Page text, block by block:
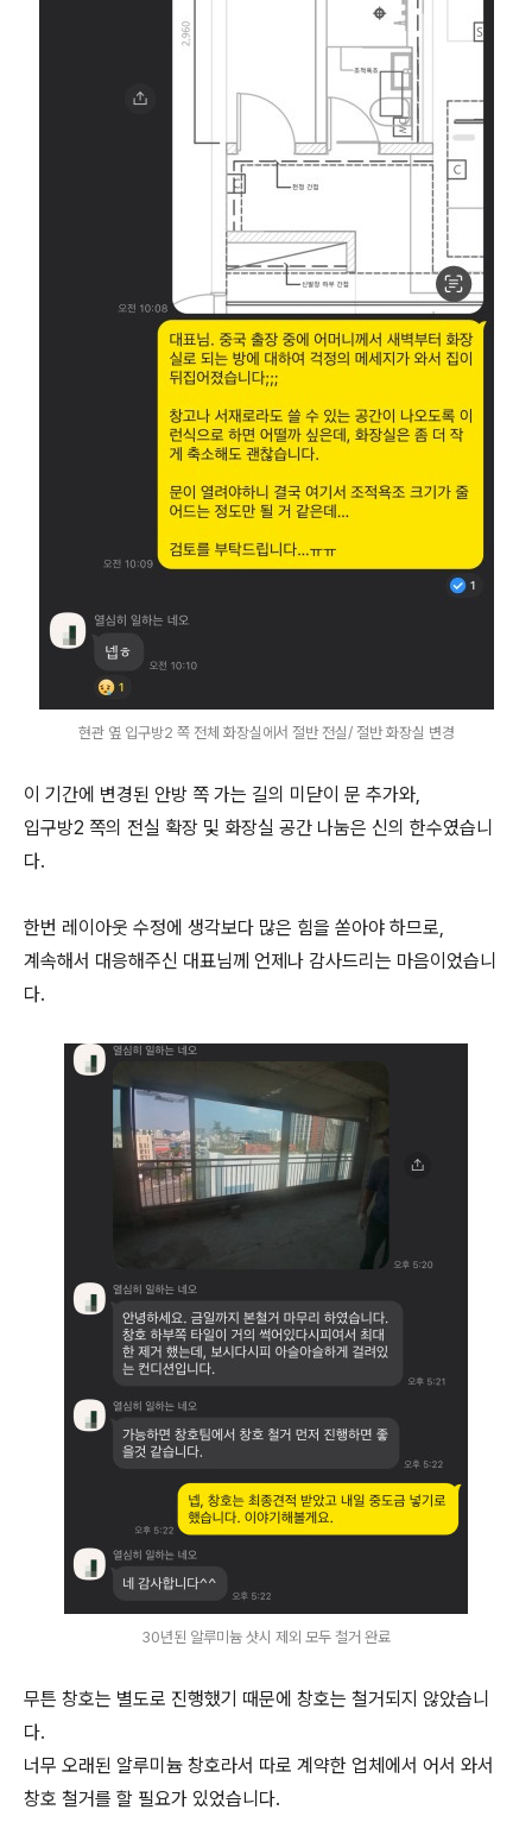
현관 옆 입구방2 쪽 전체 화장실에서 절반 전실/ 절반 화장실 변경
이 기간에 변경된 안방 쪽 가는 길의 미닫이 문 추가와,
입구방2 쪽의 전실 확장 및 화장실 공간 나눔은 신의 한수였습니
다.
한번 레이아웃 수정에 생각보다 많은 힘을 쏟아야 하므로,
계속해서 대응해주신 대표님께 언제나 감사드리는 마음이었습니
다.
30년된 알루미늄 샷시 제외 모두 철거 완료
무튼 창호는 별도로 진행했기 때문에 창호는 철거되지 않았습니
다.
너무 오래된 알루미늄 창호라서 따로 계약한 업체에서 어서 와서
창호 철거를 할 필요가 있었습니다.